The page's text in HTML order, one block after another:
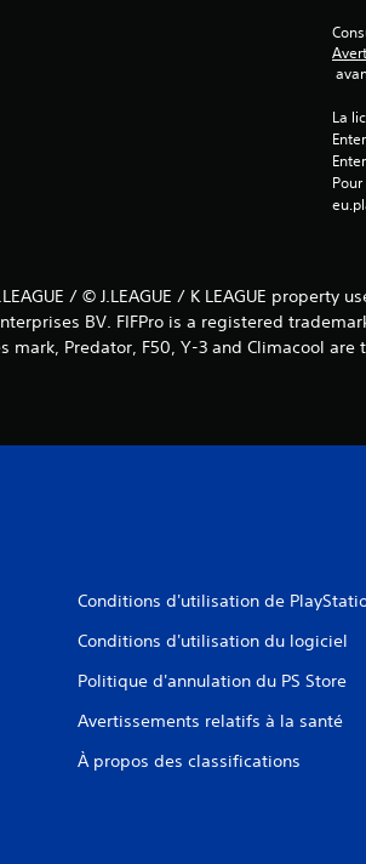
La
/ © J.LEAGUE / K LEAGUE
BV. FIFPro is a registered
mark, Predator, F50, Y-3 and Climacool
Conditions d'utilisation de
Conditions d'utilisation du logiciel
Politique d'annulation du PS Store
Avertissements relatifs à la santé
À propos des classifications